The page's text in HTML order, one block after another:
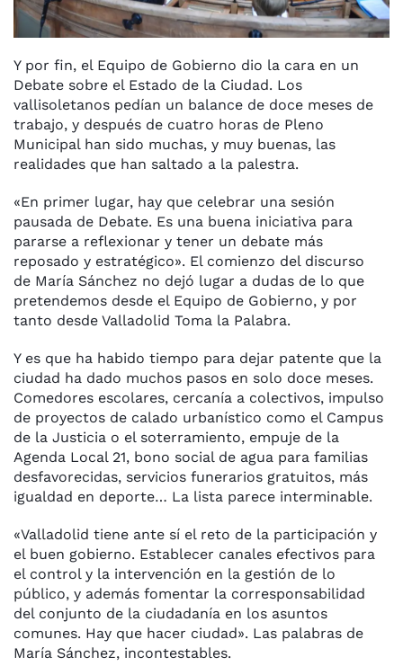
Y por fin, el Equipo de Gobierno dio la cara en un
Debate sobre el Estado de la Ciudad. Los
vallisoletanos pedían un balance de doce meses de
trabajo, y después de cuatro horas de Pleno
Municipal han sido muchas, y muy buenas, las
realidades que han saltado a la palestra.
«En primer lugar, hay que celebrar una sesión
pausada de Debate. Es una buena iniciativa para
pararse a reflexionar y tener un debate más
reposado y estratégico». El comienzo del discurso
de María Sánchez no dejó lugar a dudas de lo que
pretendemos desde el Equipo de Gobierno, y por
tanto desde Valladolid Toma la Palabra.
Y es que ha habido tiempo para dejar patente que la
ciudad ha dado muchos pasos en solo doce meses.
Comedores escolares, cercanía a colectivos, impulso
de proyectos de calado urbanístico como el Campus
de la Justicia o el soterramiento, empuje de la
Agenda Local 21, bono social de agua para familias
desfavorecidas, servicios funerarios gratuitos, más
igualdad en deporte… La lista parece interminable.
«Valladolid tiene ante sí el reto de la participación y
el buen gobierno. Establecer canales efectivos para
el control y la intervención en la gestión de lo
público, y además fomentar la corresponsabilidad
del conjunto de la ciudadanía en los asuntos
comunes. Hay que hacer ciudad». Las palabras de
María Sánchez, incontestables.